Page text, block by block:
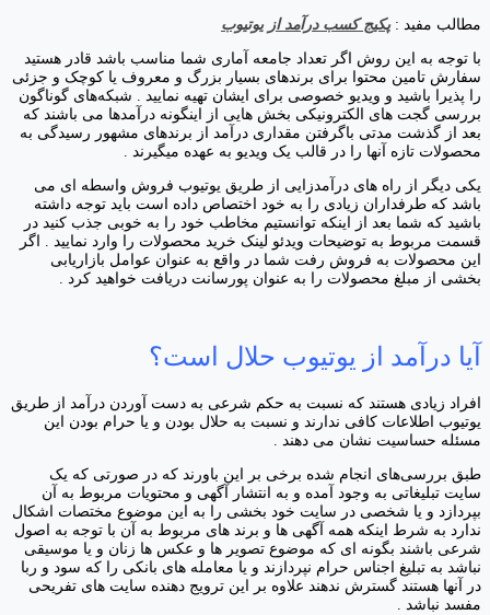
مطالب مفید :پکیج کسب درآمد از یوتیوب
با توجه به این روش اگر تعداد جامعه آماری شما مناسب باشد قادر هستید
سفارش تامین محتوا برای برندهای بسیار بزرگ و معروف یا کوچک و جزئی
را پذیرا باشید و ویدیو خصوصی برای ایشان تهیه نمایید . شبکه‌های گوناگون
بررسی گجت های الکترونیکی بخش هایی از اینگونه درآمدها می باشند که
بعد از گذشت مدتی باگرفتن مقداری درآمد از برندهای مشهور رسیدگی به
محصولات تازه آنها را در قالب یک ویدیو به عهده میگیرند .
یکی دیگر از راه های درآمدزایی از طریق یوتیوب فروش واسطه ای می
باشد که طرفداران زیادی را به خود اختصاص داده است باید توجه داشته
باشید که شما بعد از اینکه توانستیم مخاطب خود را به خوبی جذب کنید در
قسمت مربوط به توضیحات ویدئو لینک خرید محصولات را وارد نمایید . اگر
این محصولات به فروش رفت شما در واقع به عنوان عوامل بازاریابی
بخشی از مبلغ محصولات را به عنوان پورسانت دریافت خواهید کرد .
آیا درآمد از یوتیوب حلال است؟
افراد زیادی هستند که نسبت به حکم شرعی به دست آوردن درآمد از طریق
یوتیوب اطلاعات کافی ندارند و نسبت به حلال بودن و یا حرام بودن این
مسئله حساسیت نشان می دهند .
طبق بررسی‌های انجام شده برخی بر این باورند که در صورتی که یک
سایت تبلیغاتی به وجود آمده و به انتشار آگهی و محتویات مربوط به آن
بپردازد و یا شخصی در سایت خود بخشی را به این موضوع مختصات اشکال
ندارد به شرط اینکه همه آگهی ها و برند های مربوط به آن با توجه به اصول
شرعی باشند بگونه ای که موضوع تصویر ها و عکس ها زنان و یا موسیقی
نباشد به تبلیغ اجناس حرام نپردازند و یا معامله های بانکی را که سود و ربا
در آنها هستند گسترش ندهند علاوه بر این ترویج دهنده سایت های تفریحی
مفسد نباشد .